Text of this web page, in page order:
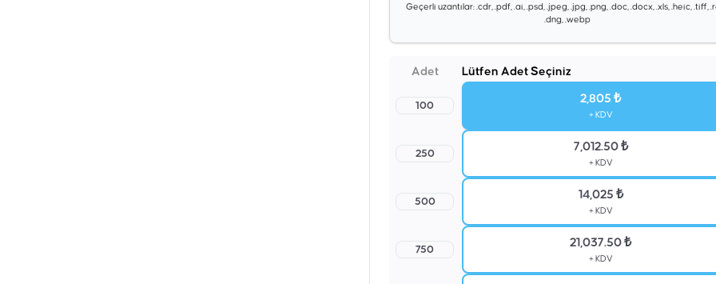
Geçerli uzantılar: .cdr, .pdf, .ai, .psd, .jpeg, .jpg, .png, .doc, .docx, .xls, .heic, .tiff,
.dng, .webp
Adet Lütfen Adet Seçiniz
100
2,805 ₺
+ KDV
250
7,012.50 ₺
+ KDV
500
14,025 ₺
+ KDV
750
21,037.50 ₺
+ KDV